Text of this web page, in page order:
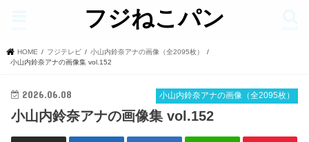
フジねこパン
HOME フジテレビ
小山内鈴奈アナの画像（全2095枚）
小山内鈴奈アナの画像集 vol.152
小山内鈴奈アナの画像（全2095枚）
2026.06.08
小山内鈴奈アナの画像集 vol.152